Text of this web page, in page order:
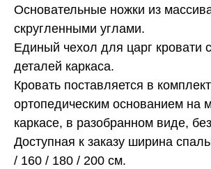
Основательные ножки из
скругленными углами.
Единый чехол для царг кровати
деталей каркаса.
Кровать поставляется в
ортопедическим основанием на
каркасе, в разобранном виде,
Доступная к заказу ширина
/ 160 / 180 / 200 см.